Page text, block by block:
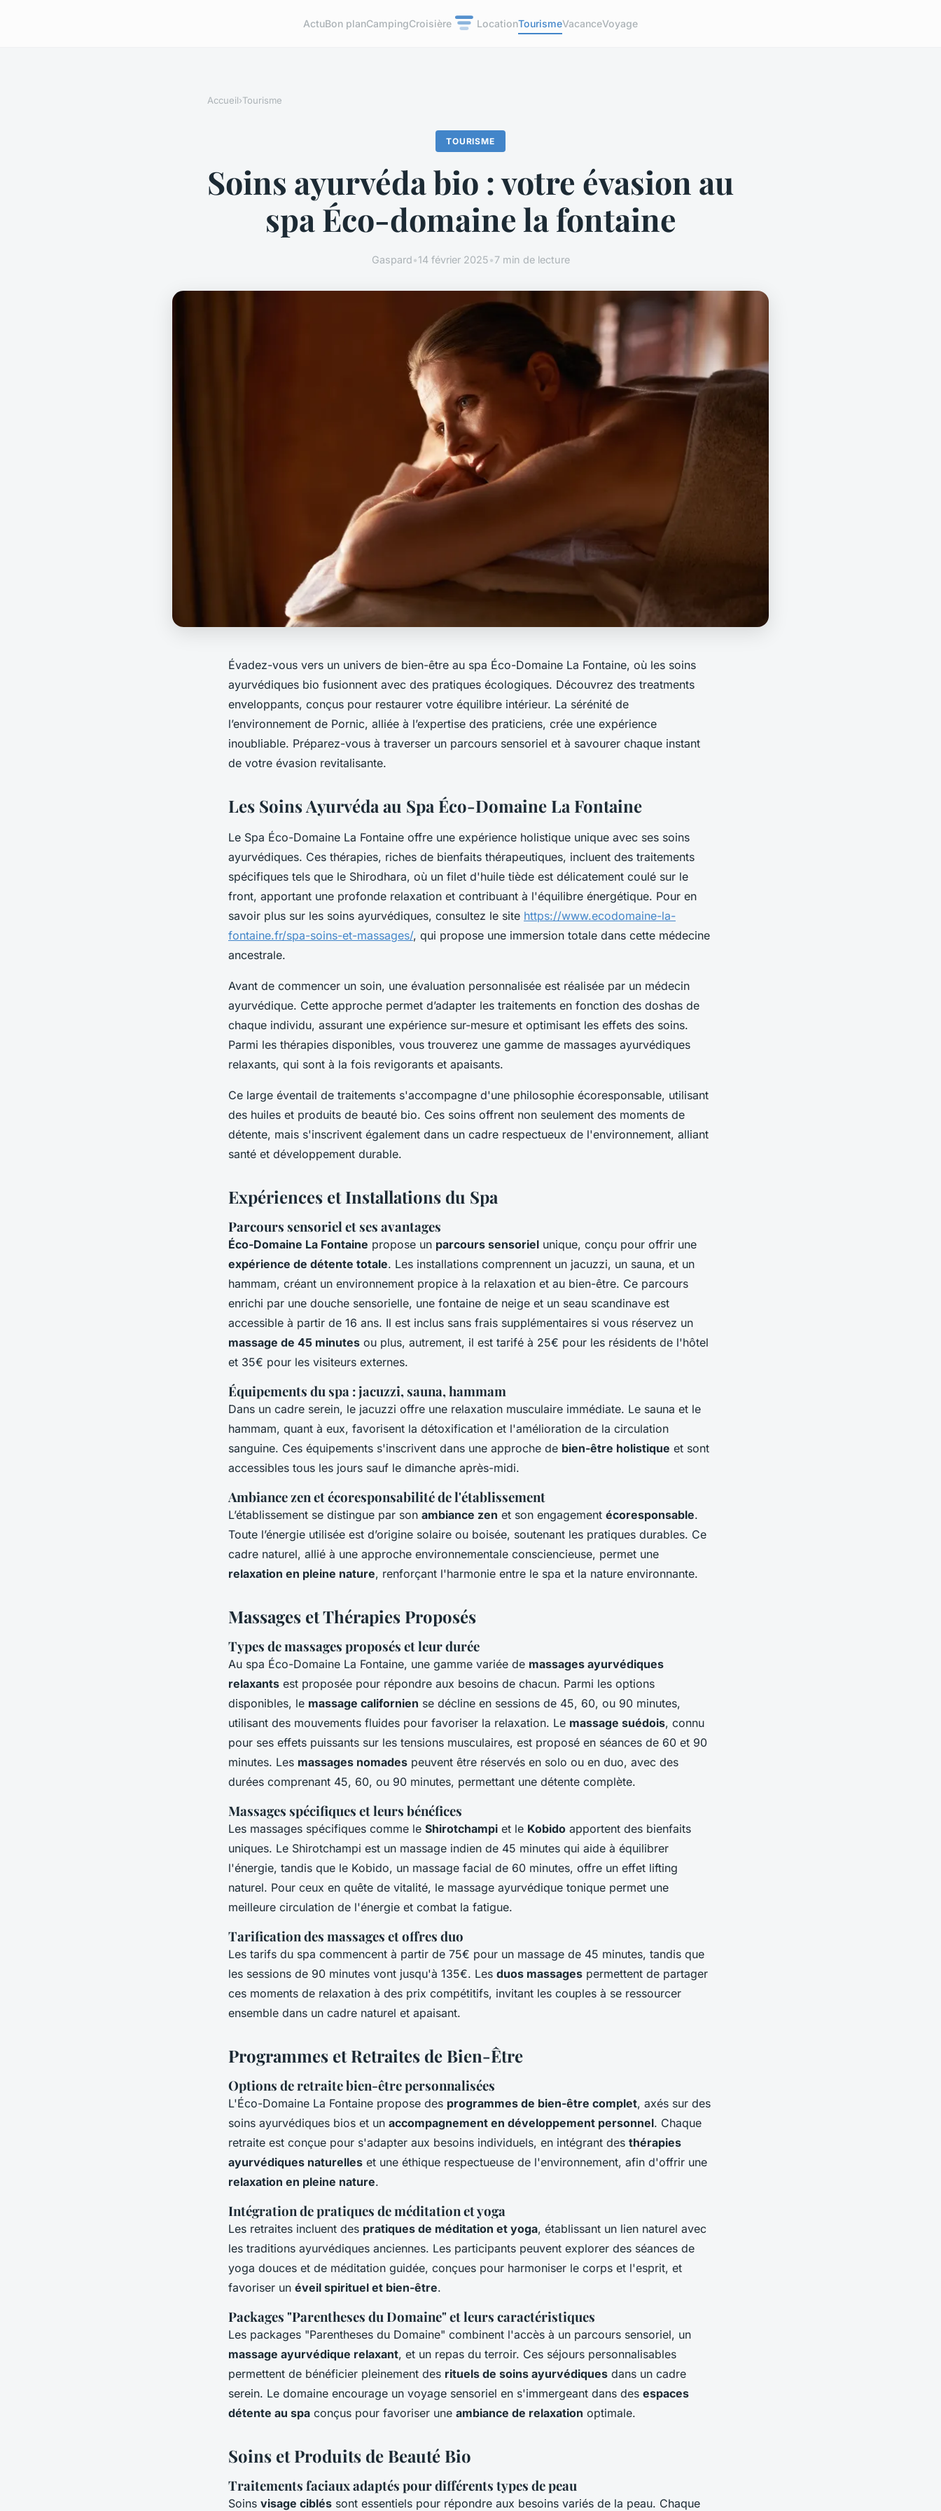
ActuBon planCampingCroisière LocationTourismeVacanceVoyage
Accueil›Tourisme
TOURISME
Soins ayurvéda bio : votre évasion au
spa Éco-domaine la fontaine
Gaspard•14 février 2025•7 min de lecture
Évadez-vous vers un univers de bien-être au spa Éco-Domaine La Fontaine, où les soins
ayurvédiques bio fusionnent avec des pratiques écologiques. Découvrez des treatments
enveloppants, conçus pour restaurer votre équilibre intérieur. La sérénité de
l’environnement de Pornic, alliée à l’expertise des praticiens, crée une expérience
inoubliable. Préparez-vous à traverser un parcours sensoriel et à savourer chaque instant
de votre évasion revitalisante.
Les Soins Ayurvéda au Spa Éco-Domaine La Fontaine
Le Spa Éco-Domaine La Fontaine offre une expérience holistique unique avec ses soins
ayurvédiques. Ces thérapies, riches de bienfaits thérapeutiques, incluent des traitements
spécifiques tels que le Shirodhara, où un filet d'huile tiède est délicatement coulé sur le
front, apportant une profonde relaxation et contribuant à l'équilibre énergétique. Pour en
savoir plus sur les soins ayurvédiques, consultez le site https://www.ecodomaine-la-
fontaine.fr/spa-soins-et-massages/, qui propose une immersion totale dans cette médecine
ancestrale.
Avant de commencer un soin, une évaluation personnalisée est réalisée par un médecin
ayurvédique. Cette approche permet d’adapter les traitements en fonction des doshas de
chaque individu, assurant une expérience sur-mesure et optimisant les effets des soins.
Parmi les thérapies disponibles, vous trouverez une gamme de massages ayurvédiques
relaxants, qui sont à la fois revigorants et apaisants.
Ce large éventail de traitements s'accompagne d'une philosophie écoresponsable, utilisant
des huiles et produits de beauté bio. Ces soins offrent non seulement des moments de
détente, mais s'inscrivent également dans un cadre respectueux de l'environnement, alliant
santé et développement durable.
Expériences et Installations du Spa
Parcours sensoriel et ses avantages
Éco-Domaine La Fontaine propose un parcours sensoriel unique, conçu pour offrir une
expérience de détente totale. Les installations comprennent un jacuzzi, un sauna, et un
hammam, créant un environnement propice à la relaxation et au bien-être. Ce parcours
enrichi par une douche sensorielle, une fontaine de neige et un seau scandinave est
accessible à partir de 16 ans. Il est inclus sans frais supplémentaires si vous réservez un
massage de 45 minutes ou plus, autrement, il est tarifé à 25€ pour les résidents de l'hôtel
et 35€ pour les visiteurs externes.
Équipements du spa : jacuzzi, sauna, hammam
Dans un cadre serein, le jacuzzi offre une relaxation musculaire immédiate. Le sauna et le
hammam, quant à eux, favorisent la détoxification et l'amélioration de la circulation
sanguine. Ces équipements s'inscrivent dans une approche de bien-être holistique et sont
accessibles tous les jours sauf le dimanche après-midi.
Ambiance zen et écoresponsabilité de l'établissement
L’établissement se distingue par son ambiance zen et son engagement écoresponsable.
Toute l’énergie utilisée est d’origine solaire ou boisée, soutenant les pratiques durables. Ce
cadre naturel, allié à une approche environnementale consciencieuse, permet une
relaxation en pleine nature, renforçant l'harmonie entre le spa et la nature environnante.
Massages et Thérapies Proposés
Types de massages proposés et leur durée
Au spa Éco-Domaine La Fontaine, une gamme variée de massages ayurvédiques
relaxants est proposée pour répondre aux besoins de chacun. Parmi les options
disponibles, le massage californien se décline en sessions de 45, 60, ou 90 minutes,
utilisant des mouvements fluides pour favoriser la relaxation. Le massage suédois, connu
pour ses effets puissants sur les tensions musculaires, est proposé en séances de 60 et 90
minutes. Les massages nomades peuvent être réservés en solo ou en duo, avec des
durées comprenant 45, 60, ou 90 minutes, permettant une détente complète.
Massages spécifiques et leurs bénéfices
Les massages spécifiques comme le Shirotchampi et le Kobido apportent des bienfaits
uniques. Le Shirotchampi est un massage indien de 45 minutes qui aide à équilibrer
l'énergie, tandis que le Kobido, un massage facial de 60 minutes, offre un effet lifting
naturel. Pour ceux en quête de vitalité, le massage ayurvédique tonique permet une
meilleure circulation de l'énergie et combat la fatigue.
Tarification des massages et offres duo
Les tarifs du spa commencent à partir de 75€ pour un massage de 45 minutes, tandis que
les sessions de 90 minutes vont jusqu'à 135€. Les duos massages permettent de partager
ces moments de relaxation à des prix compétitifs, invitant les couples à se ressourcer
ensemble dans un cadre naturel et apaisant.
Programmes et Retraites de Bien-Être
Options de retraite bien-être personnalisées
L'Éco-Domaine La Fontaine propose des programmes de bien-être complet, axés sur des
soins ayurvédiques bios et un accompagnement en développement personnel. Chaque
retraite est conçue pour s'adapter aux besoins individuels, en intégrant des thérapies
ayurvédiques naturelles et une éthique respectueuse de l'environnement, afin d'offrir une
relaxation en pleine nature.
Intégration de pratiques de méditation et yoga
Les retraites incluent des pratiques de méditation et yoga, établissant un lien naturel avec
les traditions ayurvédiques anciennes. Les participants peuvent explorer des séances de
yoga douces et de méditation guidée, conçues pour harmoniser le corps et l'esprit, et
favoriser un éveil spirituel et bien-être.
Packages "Parentheses du Domaine" et leurs caractéristiques
Les packages "Parentheses du Domaine" combinent l'accès à un parcours sensoriel, un
massage ayurvédique relaxant, et un repas du terroir. Ces séjours personnalisables
permettent de bénéficier pleinement des rituels de soins ayurvédiques dans un cadre
serein. Le domaine encourage un voyage sensoriel en s'immergeant dans des espaces
détente au spa conçus pour favoriser une ambiance de relaxation optimale.
Soins et Produits de Beauté Bio
Traitements faciaux adaptés pour différents types de peau
Soins visage ciblés sont essentiels pour répondre aux besoins variés de la peau. Chaque